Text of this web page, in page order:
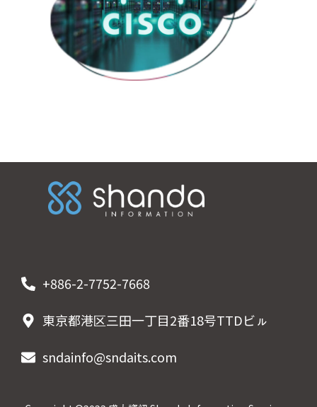
+886-2-7752-7668
東京都港区三田一丁目2番18号TTDビㇽ​
sndainfo@sndaits.com